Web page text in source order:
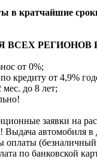
в кратчайшие
ВСЕХ РЕГИОНОВ
от 0%;
кредиту от 4,9%
до 8 лет;
заявки на
Выдача автомобиля в
оплаты (безналичный
по банковской